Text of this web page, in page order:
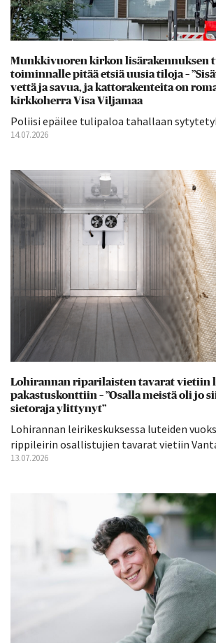
Munkkivuoren kirkon lisärakennuksen
toiminnalle pitää etsiä uusia tiloja –
vettä ja savua, ja kattorakenteita on
kirkkoherra Visa Viljamaa
Poliisi epäilee tulipaloa tahallaan
14.07.2026
Lohirannan riparilaisten tavarat vietiin
pakastuskonttiin – ”Osalla meistä oli jo
sietoraja ylittynyt”
Lohirannan leirikeskuksessa luteiden
rippileirin osallistujien tavarat vietiin
13.07.2026